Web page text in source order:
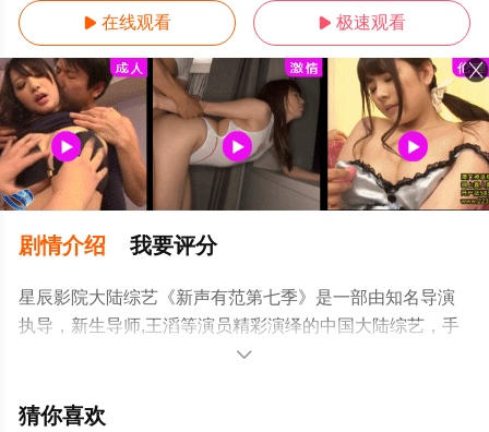
 在线观看  极速观看
剧情介绍 我要评分
星辰影院大陆综艺《新声有范第七季》是一部由知名导演
执导，新生导师,王滔等演员精彩演绎的中国大陆综艺，手
机免费观看高清无删减完整版综艺节目就上星辰影视，更
解。

猜你喜欢